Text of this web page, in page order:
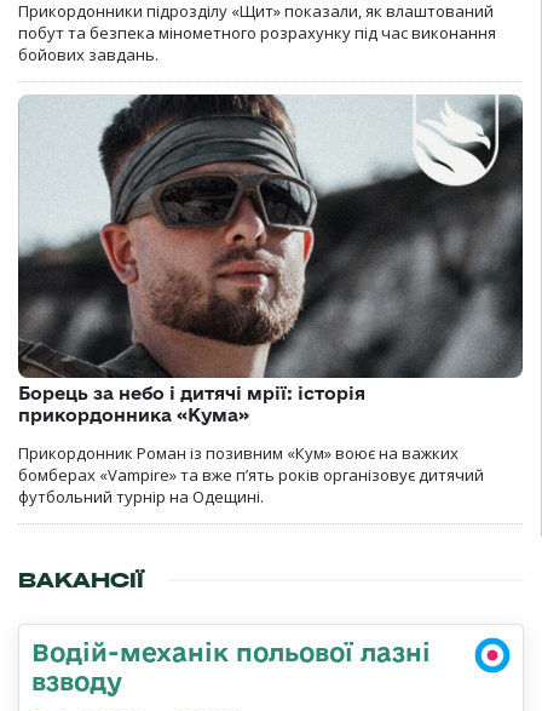
Прикордонники підрозділу «Щит» показали, як влаштований
побут та безпека мінометного розрахунку під час виконання
бойових завдань.
Борець за небо і дитячі мрії: історія
прикордонника «Кума»
Прикордонник Роман із позивним «Кум» воює на важких
бомберах «Vampire» та вже п’ять років організовує дитячий
футбольний турнір на Одещині.
ВАКАНСІЇ
Водій-механік польової лазні
взводу